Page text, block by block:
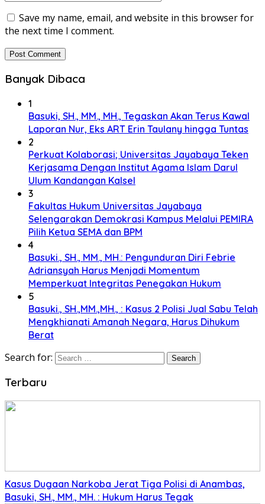
Save my name, email, and website in this browser for
the next time I comment.
Banyak Dibaca
1
Basuki, SH., MM., MH., Tegaskan Akan Terus Kawal
Laporan Nur, Eks ART Erin Taulany hingga Tuntas
2
Perkuat Kolaborasi; Universitas Jayabaya Teken
Kerjasama Dengan Institut Agama Islam Darul
Ulum Kandangan Kalsel
3
Fakultas Hukum Universitas Jayabaya
Selengarakan Demokrasi Kampus Melalui PEMIRA
Pilih Ketua SEMA dan BPM
4
Basuki., SH., MM., MH.: Pengunduran Diri Febrie
Adriansyah Harus Menjadi Momentum
Memperkuat Integritas Penegakan Hukum
5
Basuki., SH.,MM.,MH., : Kasus 2 Polisi Jual Sabu Telah
Mengkhianati Amanah Negara, Harus Dihukum
Berat
Search for:
Terbaru
Kasus Dugaan Narkoba Jerat Tiga Polisi di Anambas,
Basuki, SH., MM., MH. : Hukum Harus Tegak